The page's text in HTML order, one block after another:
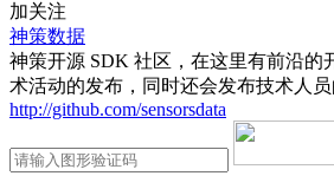
加关注
神策数据
神策开源 SDK 社区，在这里有前沿的
术活动的发布，同时还会发布技术人员
http://github.com/sensorsdata